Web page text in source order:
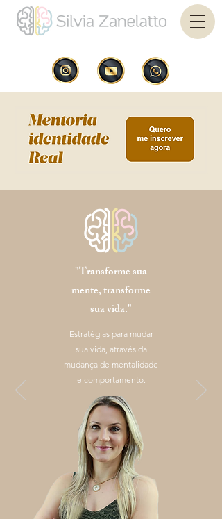
"Transforme sua
mente, transforme
sua vida."
Estratégias para mudar
sua vida, através da
mudança de mentalidade
e comportamento.